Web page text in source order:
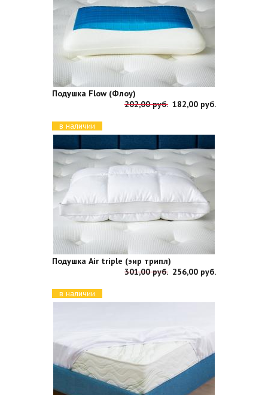
Подушка Flow (Флоу)
202,00 руб. 182,00 руб.
в наличии
Подушка Air triple (эир трипл)
301,00 руб. 256,00 руб.
в наличии